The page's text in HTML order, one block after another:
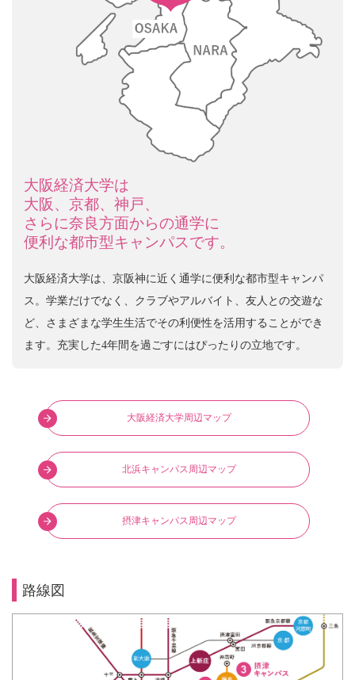
大阪経済大学は
大阪、京都、神戸、
さらに奈良方面からの通学に
便利な都市型キャンパスです。
大阪経済大学は、京阪神に近く通学に便利な都市型キャンパ
ス。 学業だけでなく、クラブやアルバイト、友人との交遊な
ど、
さまざまな学生生活でその利便性を活用することができ
ます。 充実した4年間を過ごすにはぴったりの立地です。
大阪経済大学周辺マップ
北浜キャンパス周辺マップ
摂津キャンパス周辺マップ
路線図